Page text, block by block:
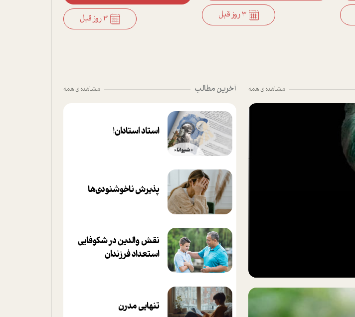
3 روز قبل 3 روز قبل
مشاهده ی همه آخرین مطالب مشاهده ی همه
استاد استادان!
پذیرش ناخوشنودی‌ها
نقش والدین در شکوفا‌یی
ا‌ستعداد فرزندان‌
تنهایی مدرن